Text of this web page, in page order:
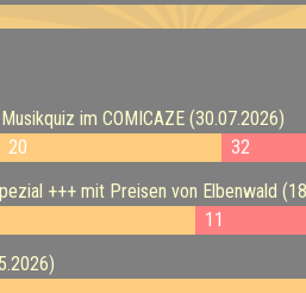
im COMICAZE (30.07.2026)
20
32
+++ mit Preisen von Elbenwald
11